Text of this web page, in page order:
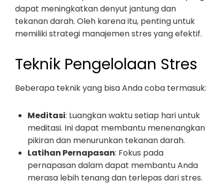
dapat meningkatkan denyut jantung dan
tekanan darah. Oleh karena itu, penting untuk
memiliki strategi manajemen stres yang efektif.
Teknik Pengelolaan Stres
Beberapa teknik yang bisa Anda coba termasuk:
Meditasi: Luangkan waktu setiap hari untuk
meditasi. Ini dapat membantu menenangkan
pikiran dan menurunkan tekanan darah.
Latihan Pernapasan: Fokus pada
pernapasan dalam dapat membantu Anda
merasa lebih tenang dan terlepas dari stres.